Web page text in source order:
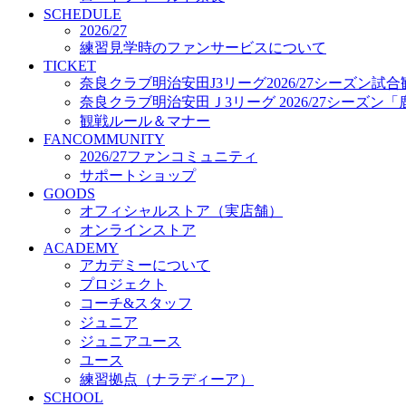
プロジェクト
コーチ&スタッフ
ジュニア
ジュニアユース
ユース
練習拠点（ナラディーア）
SCHOOL
CLUB
2026/27 パートナー企業
パートナー募集
クラブ理念
クラブ情報
サステナビリティ
Web制作支援
応援プロジェクト
SCHEDULE
2026/27
練習見学時のファンサービスについて
TICKET
奈良クラブ明治安田J3リーグ2026/27シーズン試合
奈良クラブ明治安田Ｊ3リーグ 2026/27シーズン「
観戦ルール＆マナー
FANCOMMUNITY
2026/27ファンコミュニティ
サポートショップ
GOODS
オフィシャルストア（実店舗）
オンラインストア
ACADEMY
アカデミーについて
プロジェクト
コーチ&スタッフ
ジュニア
ジュニアユース
ユース
練習拠点（ナラディーア）
SCHOOL